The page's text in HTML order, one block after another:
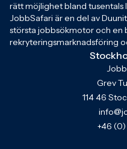
rätt möjlighet bland tusentals
JobbSafari är en del av
största jobbsökmotor och
rekryteringsmarknadsföring
Grev
114 46
+46 (0)